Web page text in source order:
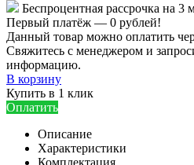
Беспроцентная рассрочка на 3
Первый платёж — 0 рублей!
Данный товар можно оплатить
Свяжитесь с менеджером и
информацию.
В корзину
Купить в 1 клик
Оплатить
Описание
Характеристики
Комплектация